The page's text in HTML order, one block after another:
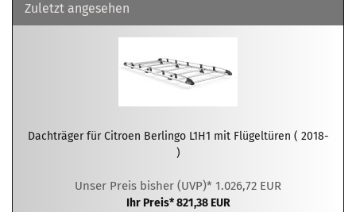
Zuletzt angesehen
Dachträger für Citroen Berlingo L1H1 mit Flügeltüren ( 2018-
)
Unser Preis bisher (UVP)* 1.026,72 EUR
Ihr Preis* 821,38 EUR